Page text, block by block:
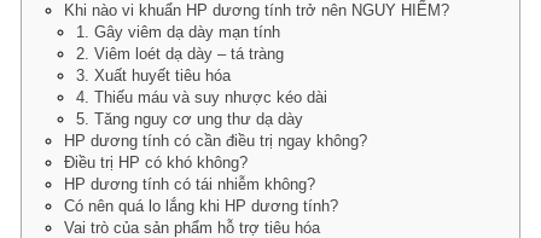
Khi nào vi khuẩn HP dương tính trở nên NGUY HIỂM?
1. Gây viêm dạ dày mạn tính
2. Viêm loét dạ dày – tá tràng
3. Xuất huyết tiêu hóa
4. Thiếu máu và suy nhược kéo dài
5. Tăng nguy cơ ung thư dạ dày
HP dương tính có cần điều trị ngay không?
Điều trị HP có khó không?
HP dương tính có tái nhiễm không?
Có nên quá lo lắng khi HP dương tính?
Vai trò của sản phẩm hỗ trợ tiêu hóa